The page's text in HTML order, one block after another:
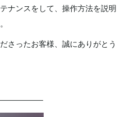
ナンスをして、操作方法を説明
さったお客様、誠にありがとう